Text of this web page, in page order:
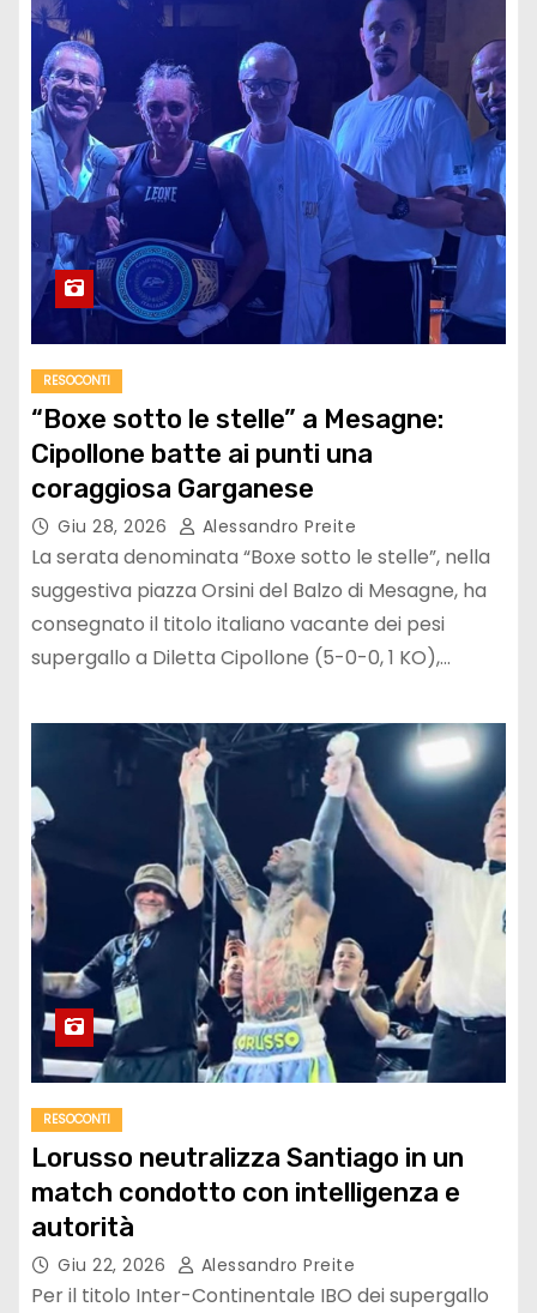
RESOCONTI
“Boxe sotto le stelle” a Mesagne:
Cipollone batte ai punti una
coraggiosa Garganese
Giu 28, 2026 Alessandro Preite
La serata denominata “Boxe sotto le stelle”, nella
suggestiva piazza Orsini del Balzo di Mesagne, ha
consegnato il titolo italiano vacante dei pesi
supergallo a Diletta Cipollone (5-0-0, 1 KO),…
RESOCONTI
Lorusso neutralizza Santiago in un
match condotto con intelligenza e
autorità
Giu 22, 2026 Alessandro Preite
Per il titolo Inter-Continentale IBO dei supergallo